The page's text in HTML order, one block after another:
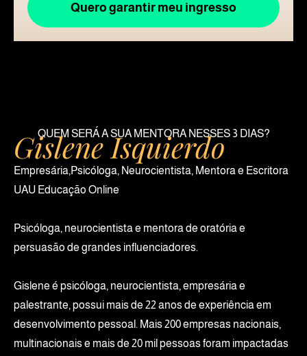
Quero garantir meu ingresso
QUEM SERÁ A SUA MENTORA NESSES 3 DIAS?
Gislene Isquierdo
Empresária,Psicóloga, Neurocientista, Mentora e Escritora
UAU Educação Online
Psicóloga, neurocientista e mentora de oratória e
persuasão de grandes influenciadores.
Gislene é psicóloga, neurocientista, empresária e
palestrante, possui mais de 22 anos de experiência em
desenvolvimento pessoal. Mais 200 empresas nacionais,
multinacionais e mais de 20 mil pessoas foram impactadas